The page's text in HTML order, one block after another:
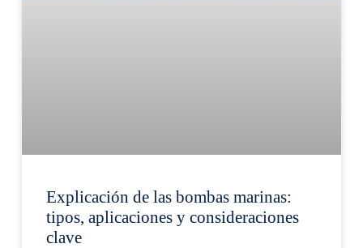
Explicación de las bombas marinas:
tipos, aplicaciones y consideraciones
clave